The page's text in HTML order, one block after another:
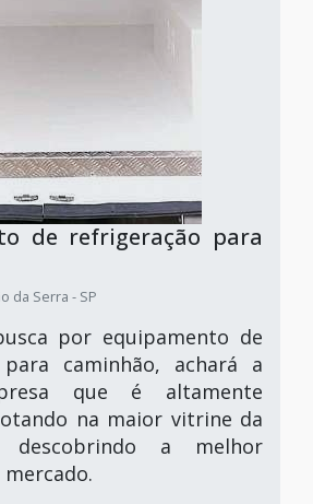
de refrigeração para
da Serra - SP
por equipamento de
caminhão, achará a
que é altamente
na maior vitrine da
a melhor